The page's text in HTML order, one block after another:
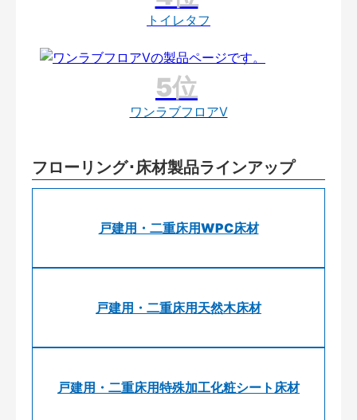
トイレタフ
ワンラブフロアV
フローリング･床材製品ラインアップ
戸建用・二重床用WPC床材
戸建用・二重床用天然木床材
戸建用・二重床用特殊加工化粧シート床材